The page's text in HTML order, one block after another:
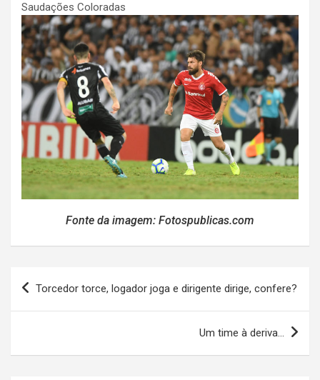
Saudações Coloradas
Fonte da imagem: Fotospublicas.com
Navegação
Torcedor torce, logador joga e dirigente dirige, confere?
Um time à deriva…